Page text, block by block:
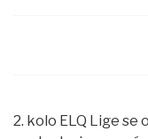
2. kolo ELQ Lige se